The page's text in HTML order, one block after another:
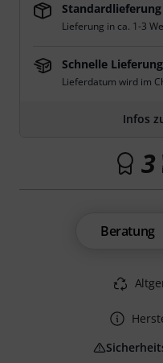
Standardlieferung
Lieferung in ca. 1-3
Schnelle Lieferung
Lieferdatum wird im
Infos
3
Beratung